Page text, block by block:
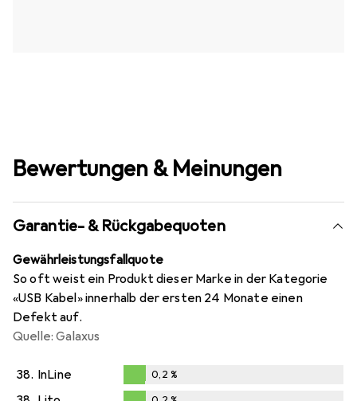
Bewertungen & Meinungen
Garantie- & Rückgabequoten
Gewährleistungsfallquote
So oft weist ein Produkt dieser Marke in der Kategorie
«USB Kabel» innerhalb der ersten 24 Monate einen
Defekt auf.
Quelle: Galaxus
38. InLine
0,2%
0,2 %